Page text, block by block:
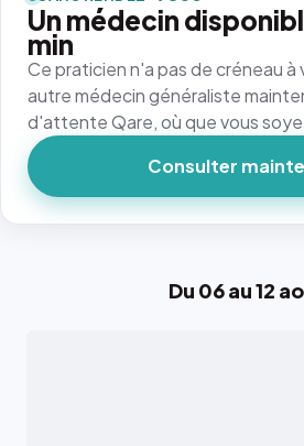
Du 06 au 12
Un médecin
min
Ce praticien n'a pas de créneau à
autre médecin généraliste
d'attente Qare, où que vous
Consulter